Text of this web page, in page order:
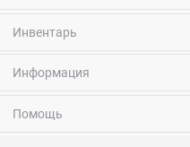
Инвентарь
Информация
Помощь